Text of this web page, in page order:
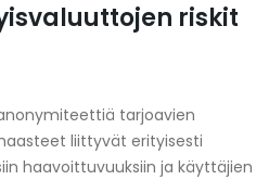
riskit
tarjoavien
liittyvät erityisesti
haavoittuvuuksiin ja käyttäjien